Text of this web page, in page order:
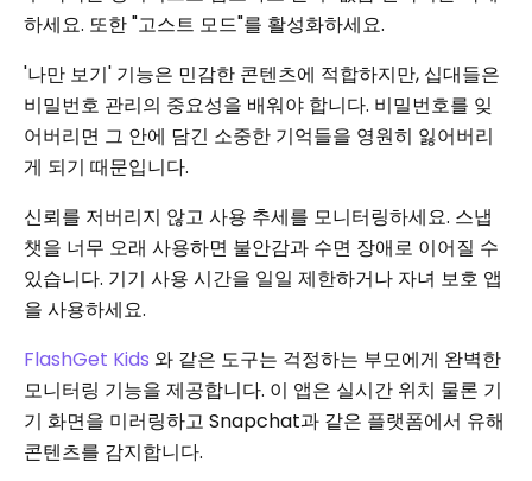
하세요. 또한 "고스트 모드"를 활성화하세요.
'나만 보기' 기능은 민감한 콘텐츠에 적합하지만, 십대들은
비밀번호 관리의 중요성을 배워야 합니다. 비밀번호를 잊
어버리면 그 안에 담긴 소중한 기억들을 영원히 잃어버리
게 되기 때문입니다.
신뢰를 저버리지 않고 사용 추세를 모니터링하세요. 스냅
챗을 너무 오래 사용하면 불안감과 수면 장애로 이어질 수
있습니다. 기기 사용 시간을 일일 제한하거나 자녀 보호 앱
을 사용하세요.
FlashGet Kids 와 같은 도구는 걱정하는 부모에게 완벽한
모니터링 기능을 제공합니다. 이 앱은 실시간 위치 물론 기
기 화면을 미러링하고 Snapchat과 같은 플랫폼에서 유해
콘텐츠를 감지합니다.